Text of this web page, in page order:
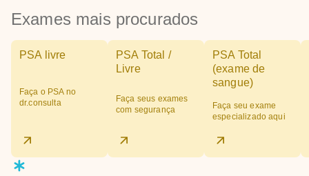
Exames mais procurados
PSA livre
Faça o PSA no
dr.consulta
PSA Total /
Livre
Faça seus exames
com segurança
PSA Total
(exame de
sangue)
Faça seu exame
especializado aqui